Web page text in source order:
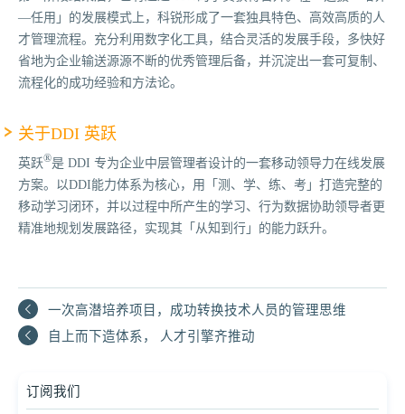
—任用」的发展模式上，科锐形成了一套独具特色、高效高质的人
才管理流程。充分利用数字化工具，结合灵活的发展手段，多快好
省地为企业输送源源不断的优秀管理后备，并沉淀出一套可复制、
流程化的成功经验和方法论。
关于DDI 英跃
英跃®是 DDI 专为企业中层管理者设计的一套移动领导力在线发展
方案。以DDI能力体系为核心，用「测、学、练、考」打造完整的
移动学习闭环，并以过程中所产生的学习、行为数据协助领导者更
精准地规划发展路径，实现其「从知到行」的能力跃升。
一次高潜培养项目，成功转换技术人员的管理思维
自上而下造体系， 人才引擎齐推动
订阅我们